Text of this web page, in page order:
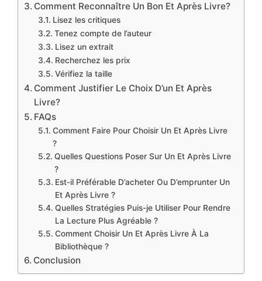
Comment Reconnaître Un Bon Et Après Livre?
Lisez les critiques
Tenez compte de l’auteur
Lisez un extrait
Recherchez les prix
Vérifiez la taille
Comment Justifier Le Choix D’un Et Après
Livre?
FAQs
Comment Faire Pour Choisir Un Et Après Livre
?
Quelles Questions Poser Sur Un Et Après Livre
?
Est-il Préférable D’acheter Ou D’emprunter Un
Et Après Livre ?
Quelles Stratégies Puis-je Utiliser Pour Rendre
La Lecture Plus Agréable ?
Comment Choisir Un Et Après Livre À La
Bibliothèque ?
Conclusion